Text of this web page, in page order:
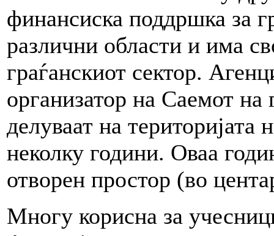
финансиска поддршка за
различни области и има
граѓанскиот сектор.
организатор на Саемот на
делуваат на територијата
неколку години. Оваа
отворен простор (во
Многу корисна за